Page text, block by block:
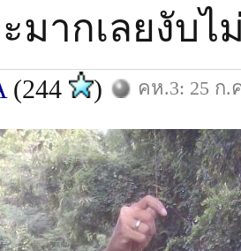
มากเลยงับ
(244 ) คห.3: 25 ก.